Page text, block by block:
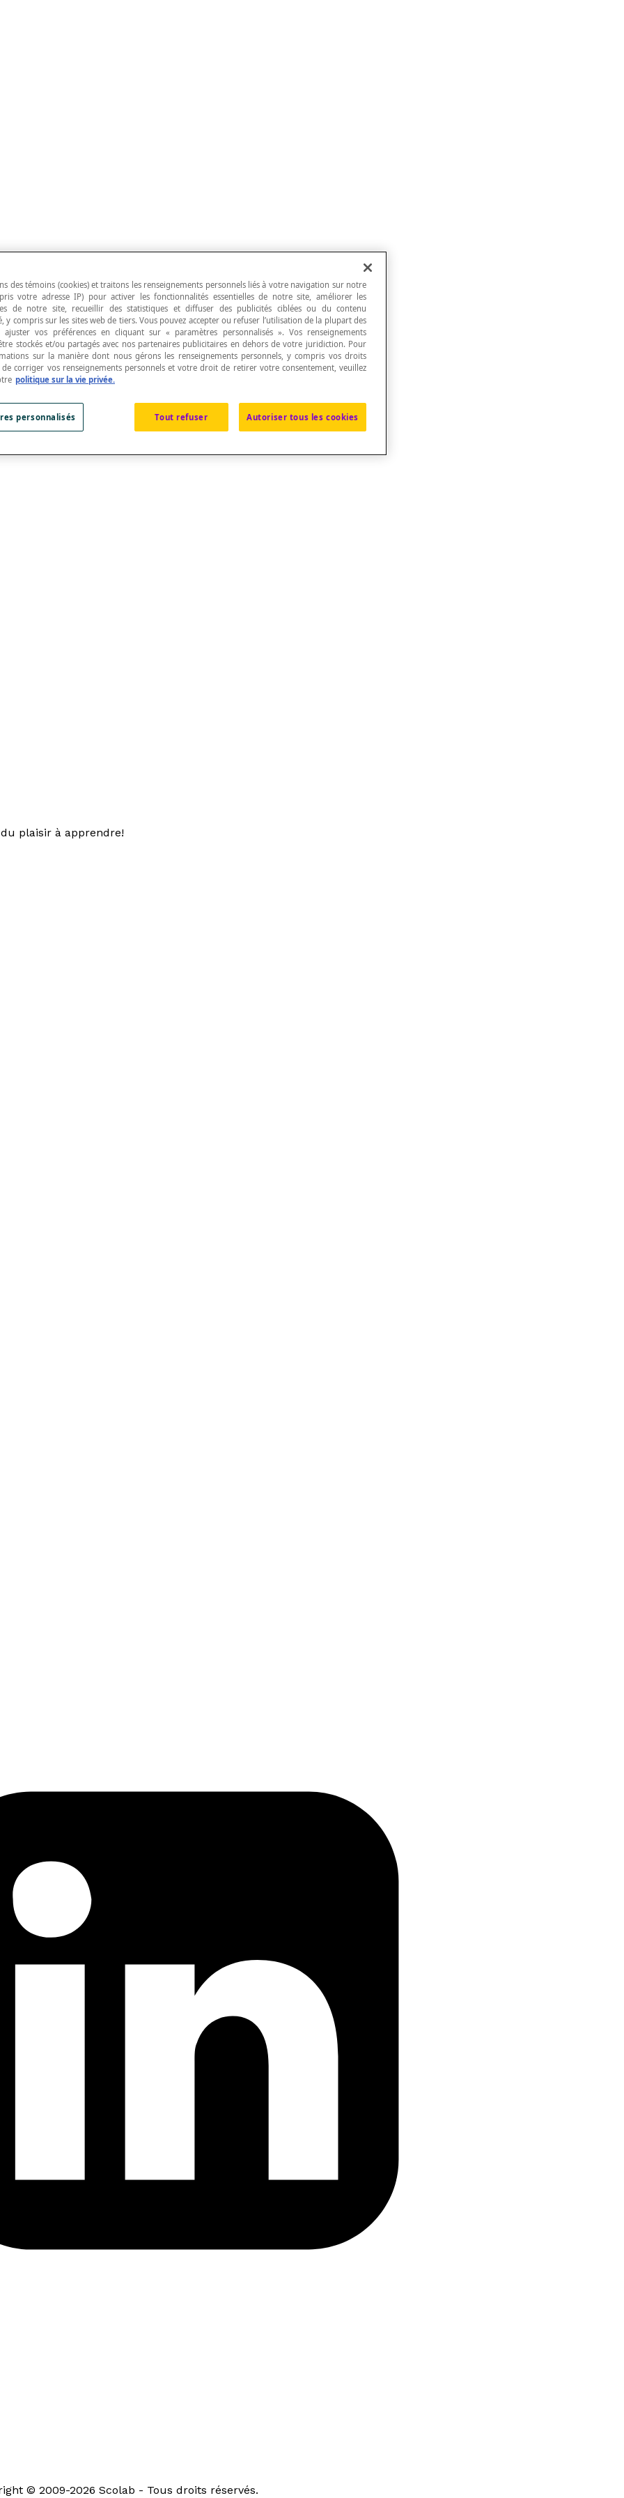
leur sens et leur grandeur.
plaisir à apprendre!
© 2009-2026 Scolab - Tous droits réservés.
des témoins (cookies) et traitons les renseignements personnels liés à votre navigation sur notre
votre adresse IP) pour activer les fonctionnalités essentielles de notre site, améliorer les
de notre site, recueillir des statistiques et diffuser des publicités ciblées ou du contenu
y compris sur les sites web de tiers. Vous pouvez accepter ou refuser l’utilisation de la plupart des
vos préférences en cliquant sur « paramètres personnalisés ». Vos renseignements
stockés et/ou partagés avec nos partenaires publicitaires en dehors de votre juridiction. Pour
sur la manière dont nous gérons les renseignements personnels, y compris vos droits
de corriger vos renseignements personnels et votre droit de retirer votre consentement, veuillez
politique sur la vie privée.
Tout refuser Autoriser tous les cookies
personnalisés